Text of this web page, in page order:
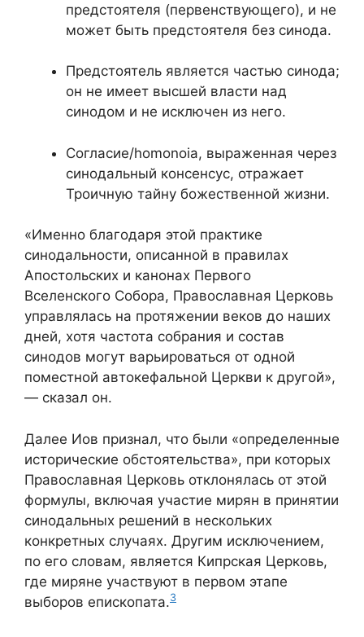
предстоятеля (первенствующего), и не
может быть предстоятеля без синода.
Предстоятель является частью синода;
он не имеет высшей власти над
синодом и не исключен из него.
Согласие/homonoia, выраженная через
синодальный консенсус, отражает
Троичную тайну божественной жизни.
«Именно благодаря этой практике
синодальности, описанной в правилах
Апостольских и канонах Первого
Вселенского Собора, Православная Церковь
управлялась на протяжении веков до наших
дней, хотя частота собрания и состав
синодов могут варьироваться от одной
поместной автокефальной Церкви к другой»,
— сказал он.
Далее Иов признал, что были «определенные
исторические обстоятельства», при которых
Православная Церковь отклонялась от этой
формулы, включая участие мирян в принятии
синодальных решений в нескольких
конкретных случаях. Другим исключением,
по его словам, является Кипрская Церковь,
где миряне участвуют в первом этапе
выборов епископата.3